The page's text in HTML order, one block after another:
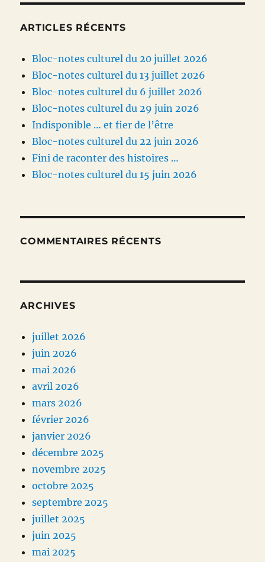
ARTICLES RÉCENTS
Bloc-notes culturel du 20 juillet 2026
Bloc-notes culturel du 13 juillet 2026
Bloc-notes culturel du 6 juillet 2026
Bloc-notes culturel du 29 juin 2026
Indisponible … et fier de l’être
Bloc-notes culturel du 22 juin 2026
Fini de raconter des histoires …
Bloc-notes culturel du 15 juin 2026
COMMENTAIRES RÉCENTS
ARCHIVES
juillet 2026
juin 2026
mai 2026
avril 2026
mars 2026
février 2026
janvier 2026
décembre 2025
novembre 2025
octobre 2025
septembre 2025
juillet 2025
juin 2025
mai 2025